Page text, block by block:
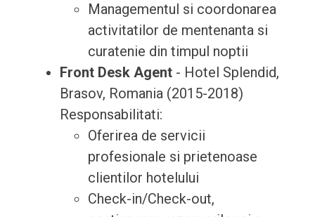
Managementul si coordonarea
activitatilor de mentenanta si
curatenie din timpul noptii
Front Desk Agent- Hotel Splendid,
Brasov, Romania (2015-2018)
Responsabilitati:
Oferirea de servicii
profesionale si prietenoase
clientilor hotelului
Check-in/Check-out,